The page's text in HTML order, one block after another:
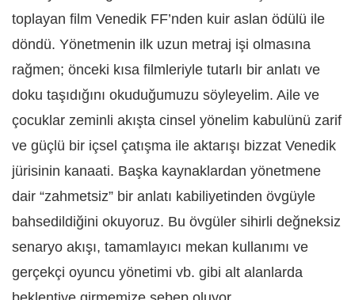
toplayan film Venedik FF’nden kuir aslan ödülü ile
döndü. Yönetmenin ilk uzun metraj işi olmasına
rağmen; önceki kısa filmleriyle tutarlı bir anlatı ve
doku taşıdığını okuduğumuzu söyleyelim. Aile ve
çocuklar zeminli akışta cinsel yönelim kabulünü zarif
ve güçlü bir içsel çatışma ile aktarışı bizzat Venedik
jürisinin kanaati. Başka kaynaklardan yönetmene
dair “zahmetsiz” bir anlatı kabiliyetinden övgüyle
bahsedildiğini okuyoruz. Bu övgüler sihirli değneksiz
senaryo akışı, tamamlayıcı mekan kullanımı ve
gerçekçi oyuncu yönetimi vb. gibi alt alanlarda